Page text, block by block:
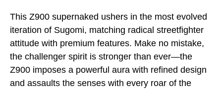
This Z900 supernaked ushers in the most evolved
iteration of Sugomi, matching radical streetfighter
attitude with premium features. Make no mistake,
the challenger spirit is stronger than ever—the
Z900 imposes a powerful aura with refined design
and assaults the senses with every roar of the